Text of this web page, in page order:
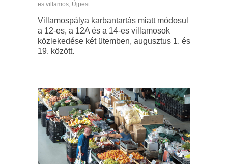
es villamos, Újpest
Villamospálya karbantartás miatt módosul
a 12-es, a 12A és a 14-es villamosok
közlekedése két ütemben, augusztus 1. és
19. között.